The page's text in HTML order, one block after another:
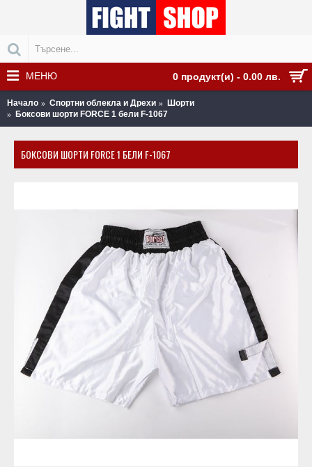
0 продукт(и) - 0.00 лв.
МЕНЮ
Начало Спортни облекла и Дрехи
Шорти
Боксови шорти FORCE 1 бели F-1067
БОКСОВИ ШОРТИ FORCE 1 БЕЛИ F-1067